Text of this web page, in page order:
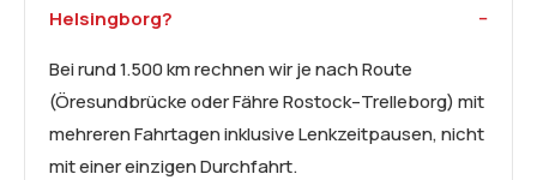
Helsingborg?
Bei rund 1.500 km rechnen wir je nach Route
(Öresundbrücke oder Fähre Rostock–Trelleborg) mit
mehreren Fahrtagen inklusive Lenkzeitpausen, nicht
mit einer einzigen Durchfahrt.